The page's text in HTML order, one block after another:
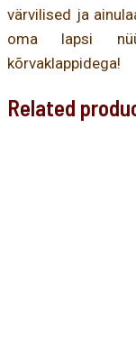
värvilised ja
oma lapsi
kõrvaklappidega!
Related